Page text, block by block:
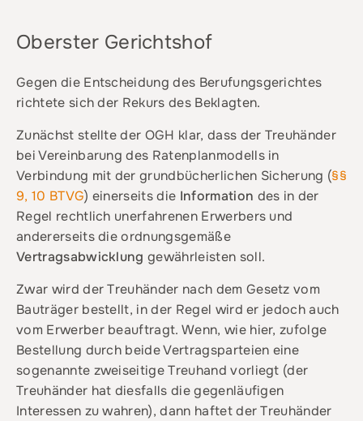
Oberster Gerichtshof
Gegen die Entscheidung des Berufungsgerichtes
richtete sich der Rekurs des Beklagten.
Zunächst stellte der OGH klar, dass der Treuhänder
bei Vereinbarung des Ratenplanmodells in
Verbindung mit der grundbücherlichen Sicherung (§§
9, 10 BTVG) einerseits die Information des in der
Regel rechtlich unerfahrenen Erwerbers und
andererseits die ordnungsgemäße
Vertragsabwicklung gewährleisten soll.
Zwar wird der Treuhänder nach dem Gesetz vom
Bauträger bestellt, in der Regel wird er jedoch auch
vom Erwerber beauftragt. Wenn, wie hier, zufolge
Bestellung durch beide Vertragsparteien eine
sogenannte zweiseitige Treuhand vorliegt (der
Treuhänder hat diesfalls die gegenläufigen
Interessen zu wahren), dann haftet der Treuhänder